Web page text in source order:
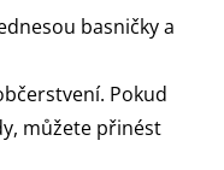
basničky a
Pokud
můžete přinést